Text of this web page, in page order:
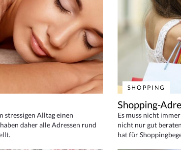
stressigen Alltag einen
daher alle Adressen rund
SHOPPING
Shopping-
Es muss nicht
nicht nur gut
hat für